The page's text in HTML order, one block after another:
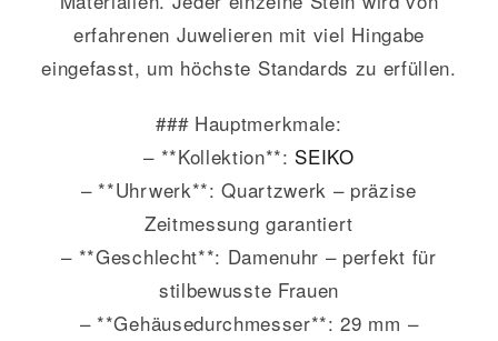
erfahrenen Juwelieren mit viel Hingabe
eingefasst, um höchste Standards zu erfüllen.
### Hauptmerkmale:
– **Kollektion**: SEIKO
– **Uhrwerk**: Quartzwerk – präzise
Zeitmessung garantiert
– **Geschlecht**: Damenuhr – perfekt für
stilbewusste Frauen
– **Gehäusedurchmesser**: 29 mm –